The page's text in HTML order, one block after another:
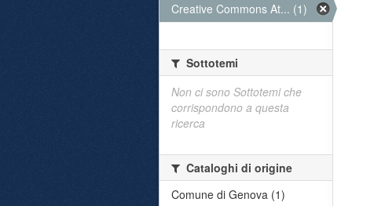
Creative Commons At... (1)
Sottotemi
Non ci sono Sottotemi che
corrispondono a questa
ricerca
Cataloghi di origine
Comune di Genova (1)